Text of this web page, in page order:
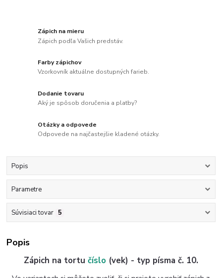
Zápich na mieru
Zápich podľa Vašich predstáv.
Farby zápichov
Vzorkovník aktuálne dostupných farieb.
Dodanie tovaru
Aký je spôsob doručenia a platby?
Otázky a odpovede
Odpovede na najčastejšie kladené otázky.
Popis
Parametre
Súvisiaci tovar 5
Popis
Zápich na tortu číslo (vek) - typ písma č. 10.